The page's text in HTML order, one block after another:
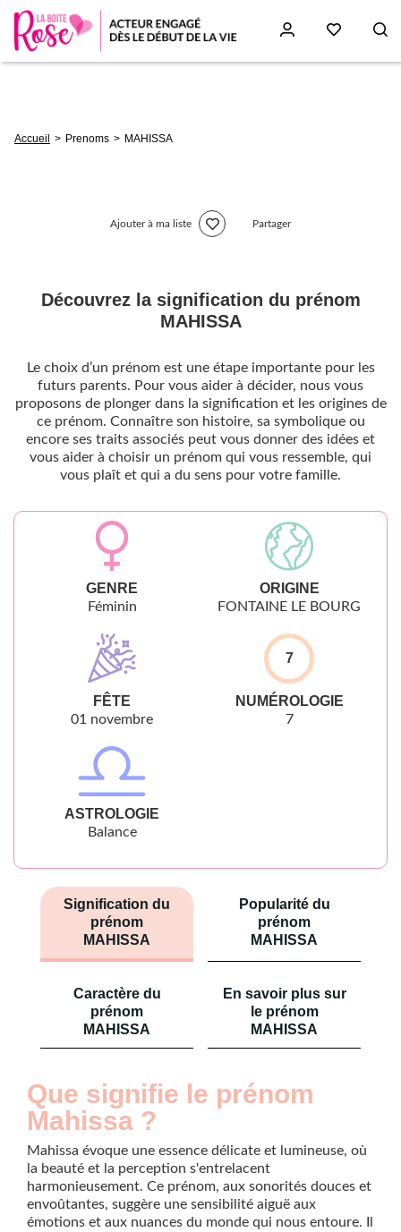
d'Ariane
Accueil Prenoms MAHISSA
Ajouter à ma liste Partager
Découvrez la signification du prénom
MAHISSA
Le choix d’un prénom est une étape importante pour les
futurs parents. Pour vous aider à décider, nous vous
proposons de plonger dans la signification et les origines de
ce prénom. Connaître son histoire, sa symbolique ou
encore ses traits associés peut vous donner des idées et
vous aider à choisir un prénom qui vous ressemble, qui
vous plaît et qui a du sens pour votre famille.
GENRE
Féminin
ORIGINE
FONTAINE LE BOURG
FÊTE
01 novembre
7
NUMÉROLOGIE
7
ASTROLOGIE
Balance
Signification du
prénom
MAHISSA
Popularité du
prénom
MAHISSA
Caractère du
prénom
MAHISSA
En savoir plus sur
le prénom
MAHISSA
Que signifie le prénom
Mahissa ?
Mahissa évoque une essence délicate et lumineuse, où
la beauté et la perception s'entrelacent
harmonieusement. Ce prénom, aux sonorités douces et
envoûtantes, suggère une sensibilité aiguë aux
émotions et aux nuances du monde qui nous entoure. Il